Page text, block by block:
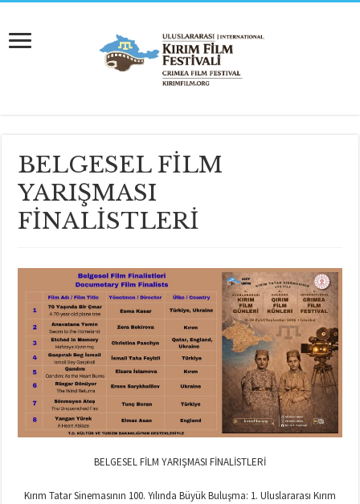
BELGESEL FİLM
YARIŞMASI
FİNALİSTLERİ
BELGESEL FİLM YARIŞMASI FİNALİSTLERİ
Kırım Tatar Sinemasının 100. Yılında Büyük Buluşma: 1. Uluslararası Kırım